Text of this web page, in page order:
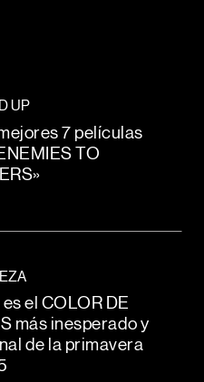
UP
7 películas
TO
es el COLOR DE
más inesperado y
de la primavera